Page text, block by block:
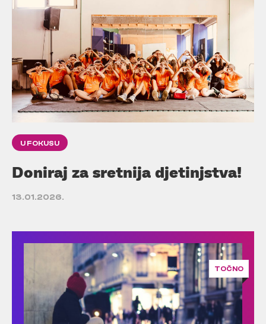
U FOKUSU
Doniraj za sretnija djetinjstva!
13.01.2026.
TOČNO